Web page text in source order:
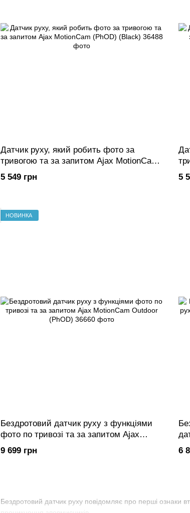
Бездротовий датчик руху повідомляє про перші ознаки
Датчик руху, який робить фото за
тривогою та за запитом Ajax MotionCam
(PhOD) (Black)
5 549 грн 5
НОВИНКА
Бездротовий датчик руху з функціями
фото по тривозі та за запитом Ajax
MotionCam Outdoor (PhOD)
9 699 грн 6